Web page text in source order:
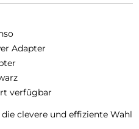
Adapter
verfügbar
clevere und effiziente Wahl